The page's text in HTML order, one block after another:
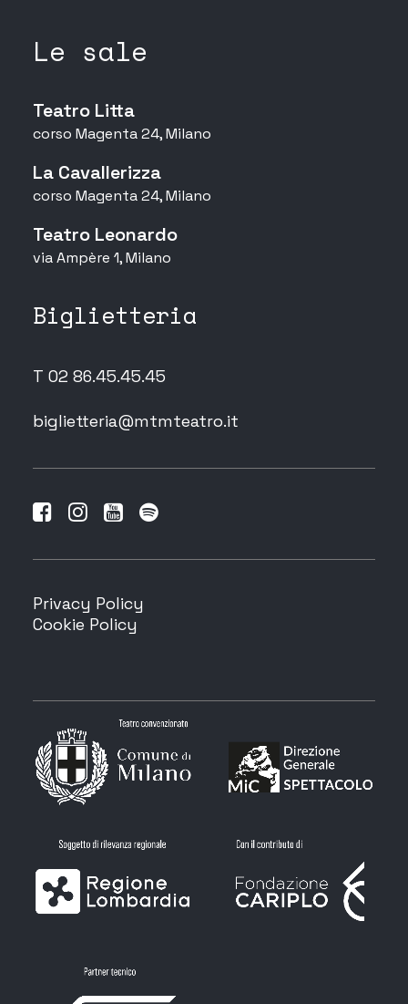
Le sale
Teatro Litta
corso Magenta 24, Milano
La Cavallerizza
corso Magenta 24, Milano
Teatro Leonardo
via Ampère 1, Milano
Biglietteria
T 02 86.45.45.45
biglietteria@mtmteatro.it
Privacy Policy
Cookie Policy